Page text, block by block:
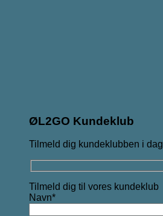
ØL2GO Kundeklub
Tilmeld dig kundeklubben i dag
Tilmeld dig til vores kundeklub
Navn*